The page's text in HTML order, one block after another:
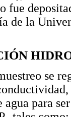
fue
de la
se
agua para